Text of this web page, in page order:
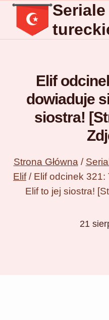
Przejdź
treści
Seriale
Elif
dowiaduje
siostra!
Strona Główna /
Elif / Elif odcinek 321:
Elif to jej siostra!
21